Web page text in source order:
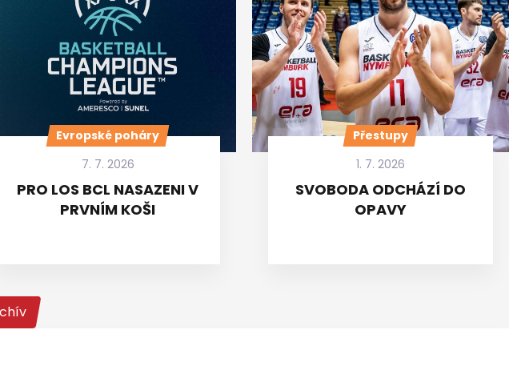
Evropské poháry
7. 7. 2026
PRO LOS BCL NASAZENI V
PRVNÍM KOŠI
Přestupy
1. 7. 2026
SVOBODA ODCHÁZÍ DO
OPAVY